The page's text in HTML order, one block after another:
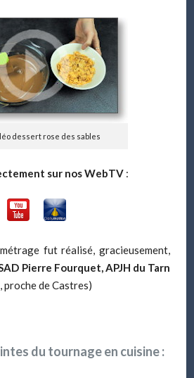
dessert rose des sables
sur nos WebTV:
fut réalisé, gracieusement,
Pierre Fourquet, APJH du Tarn
de Castres)
du tournage en cuisine :